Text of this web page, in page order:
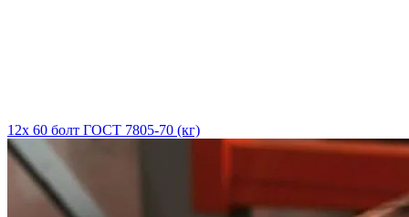
12х 60 болт ГОСТ 7805-70 (кг)